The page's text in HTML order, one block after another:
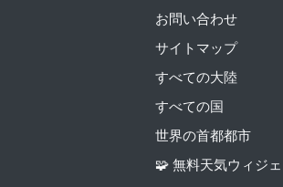
お問い合わせ
サイトマップ
すべての大陸
すべての国
世界の首都都市
🧩 無料天気ウィジェ